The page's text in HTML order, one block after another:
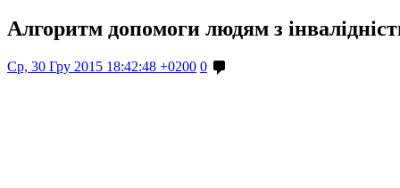
Алгоритм допомоги людям з
Ср, 30 Гру 2015 18:42:48 +0200 0